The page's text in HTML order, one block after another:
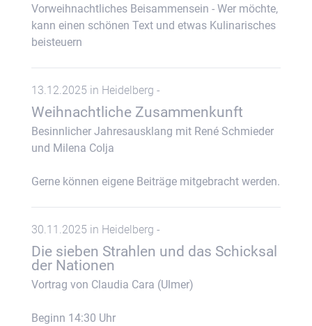
Vorweihnachtliches Beisammensein - Wer möchte,
kann einen schönen Text und etwas Kulinarisches
beisteuern
13.12.2025 in Heidelberg -
Weihnachtliche Zusammenkunft
Besinnlicher Jahresausklang mit René Schmieder
und Milena Colja
Gerne können eigene Beiträge mitgebracht werden.
30.11.2025 in Heidelberg -
Die sieben Strahlen und das Schicksal
der Nationen
Vortrag von Claudia Cara (Ulmer)
Beginn 14:30 Uhr